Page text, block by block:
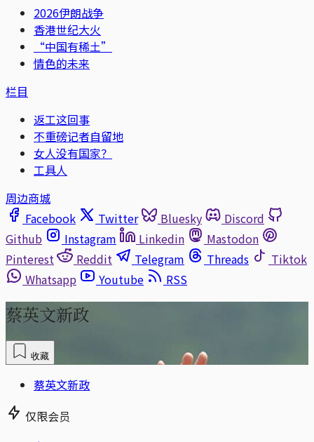
2026伊朗战争
香港世纪大火
“中国有稀土”
情色的未来
栏目
返工这回事
不重磅记者自留地
女人没有国家？
工具人
周边商城
Facebook
Twitter Bluesky
Discord
Github
Instagram Linkedin
Mastodon
Pinterest
Reddit Telegram Threads
Tiktok
Whatsapp
Youtube RSS
蔡英文新政
收藏
蔡英文新政
仅限会员